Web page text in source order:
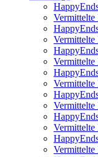
Vermittelte